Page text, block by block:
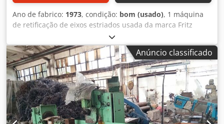
Ano de fabrico: 1973, condição: bom (usado), 1 máquina
de retificação de eixos estriados usada da marca Fritz
Werner tipo FKR 16 ano 73 N.º 5275/8012 dados técnicos
altura do centro 185 mm comprimento máx. de retificação
1600 mm diâmetro de passagem 55 mm passos 4-32 C
5900 x L 2300 x A 2000 mm Peso 7 a Cedpfon Atchsx Afksrf
Anúncio classificado